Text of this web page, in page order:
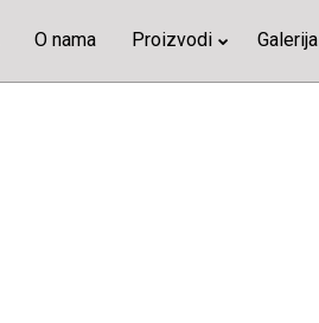
O nama Proizvodi Galerija